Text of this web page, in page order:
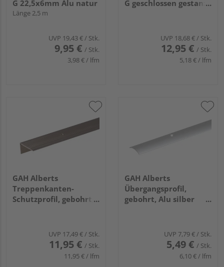
G 22,5x6mm Alu natur
Länge 2,5 m
UVP 19,43 €/ Stk.
9,95 € / Stk.
3,98 € / lfm
G geschlossen gestanzt
UVP 18,68 €/ Stk.
12,95 € / Stk.
5,18 € / lfm
GAH Alberts
Treppenkanten-
Schutzprofil, gebohrt,
1000x43x23x1,8mm
UVP 17,49 €/ Stk.
11,95 € / Stk.
11,95 € / lfm
GAH Alberts
Übergangsprofil,
gebohrt, Alu silber
UVP 7,79 €/ Stk.
5,49 € / Stk.
6,10 € / lfm